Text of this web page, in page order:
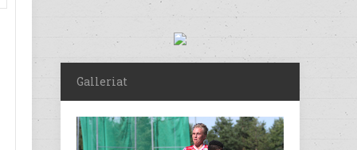
Galleriat